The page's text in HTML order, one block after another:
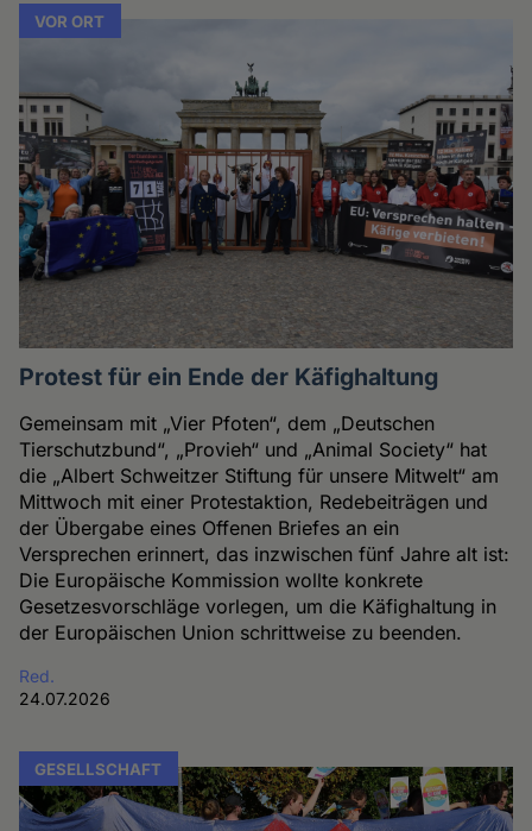
VOR ORT
Protest für ein Ende der Käfighaltung
Gemeinsam mit „Vier Pfoten“, dem „Deutschen
Tierschutzbund“, „Provieh“ und „Animal Society“ hat
die „Albert Schweitzer Stiftung für unsere Mitwelt“ am
Mittwoch mit einer Protestaktion, Redebeiträgen und
der Übergabe eines Offenen Briefes an ein
Versprechen erinnert, das inzwischen fünf Jahre alt ist:
Die Europäische Kommission wollte konkrete
Gesetzesvorschläge vorlegen, um die Käfighaltung in
der Europäischen Union schrittweise zu beenden.
Red.
24.07.2026
GESELLSCHAFT